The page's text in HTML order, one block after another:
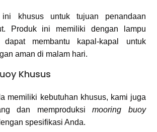
khusus untuk tujuan penandaan
Produk ini memiliki dengan lampu
membantu kapal-kapal untuk
aman di malam hari.
Khusus
memiliki kebutuhan khusus, kami juga
dan memproduksimooring buoy
spesifikasi Anda.